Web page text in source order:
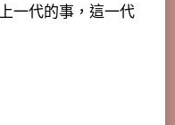
一代的事，這一代